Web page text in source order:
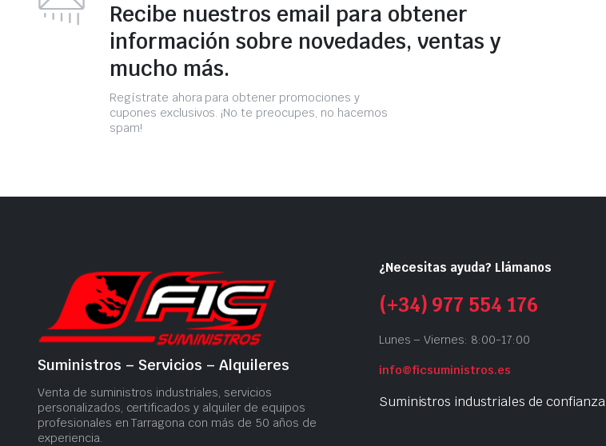
Recibe nuestros email para obtener
información sobre novedades, ventas y
mucho más.
Regístrate ahora para obtener promociones y
cupones exclusivos. ¡No te preocupes, no hacemos
spam!
Suministros – Servicios – Alquileres
Venta de suministros industriales, servicios
personalizados, certificados y alquiler de equipos
profesionales en Tarragona con más de 50 años de
experiencia.
¿Necesitas ayuda? Llámanos
(+34) 977 554 176
Lunes – Viernes: 8:00-17:00
info@ficsuministros.es
Suministros industriales de confianza